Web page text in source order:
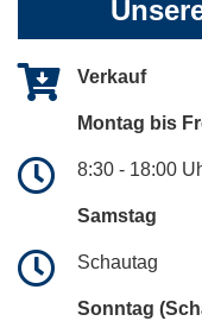
Verkauf
Montag bis
8:30 - 18:00
Samstag
Schautag
Sonntag